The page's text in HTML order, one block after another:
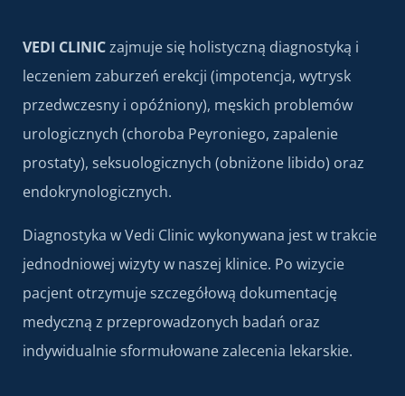
VEDI CLINICzajmuje się holistyczną diagnostyką i
leczeniem zaburzeń erekcji (impotencja, wytrysk
przedwczesny i opóźniony), męskich problemów
urologicznych (choroba Peyroniego, zapalenie
prostaty), seksuologicznych (obniżone libido) oraz
endokrynologicznych.
Diagnostyka w Vedi Clinic wykonywana jest w trakcie
jednodniowej wizyty w naszej klinice. Po wizycie
pacjent otrzymuje szczegółową dokumentację
medyczną z przeprowadzonych badań oraz
indywidualnie sformułowane zalecenia lekarskie.